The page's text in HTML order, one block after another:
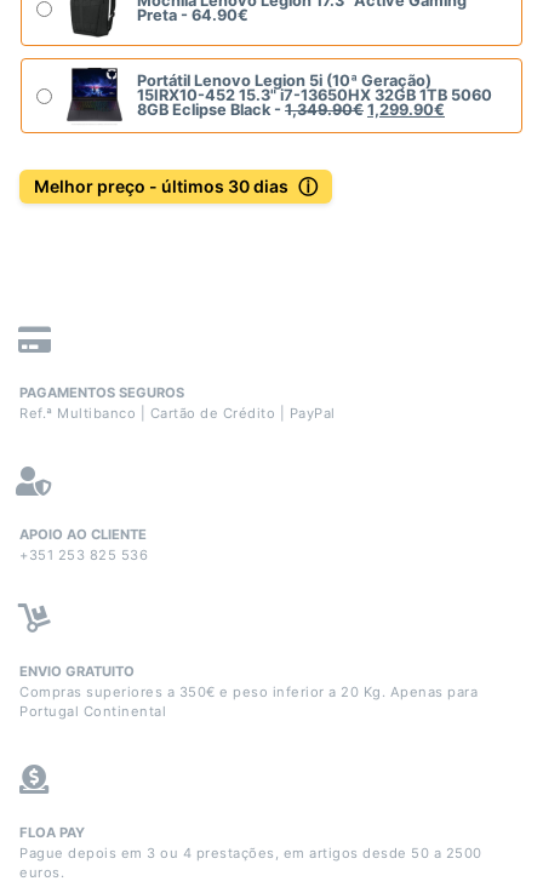
Preta - 64.90€
Portátil Lenovo Legion 5i (10ª Geração)
15IRX10-452 15.3" i7-13650HX 32GB 1TB 5060
8GB Eclipse Black - 1,349.90€ 1,299.90€
Melhor preço - últimos 30 dias ⓘ
PAGAMENTOS SEGUROS
Ref.ª Multibanco | Cartão de Crédito | PayPal
APOIO AO CLIENTE
+351 253 825 536
ENVIO GRATUITO
Compras superiores a 350€ e peso inferior a 20 Kg. Apenas para
Portugal Continental
FLOA PAY
Pague depois em 3 ou 4 prestações, em artigos desde 50 a 2500
euros.